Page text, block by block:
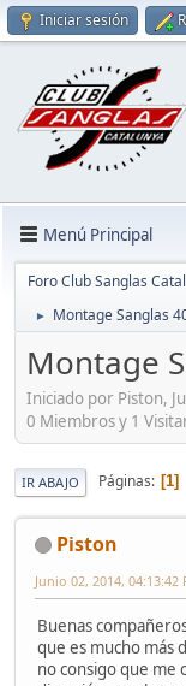
Iniciar sesión
Menú Principal
Foro Club Sanglas
► Montage Sanglas
Montage
Iniciado por Piston,
0 Miembros y 1
IR ABAJO Páginas 1
Piston
Junio 02, 2014, 04:13:42
Buenas
que es mucho más
no consigo que me